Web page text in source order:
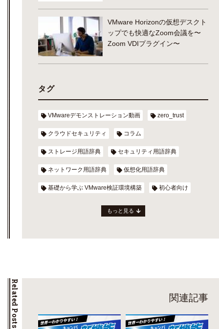
VMware Horizonの仮想デスクト
ップでも快適なZoom会議を〜
Zoom VDIプラグイン〜
タグ
VMwareデモンストレーション動画 zero_trust
クラウドセキュリティ コラム
ストレージ用語辞典 セキュリティ用語辞典
ネットワーク用語辞典 仮想化用語辞典
基礎から学ぶ VMware検証環境構築 初心者向け
もっと見る
Related Posts 関連記事